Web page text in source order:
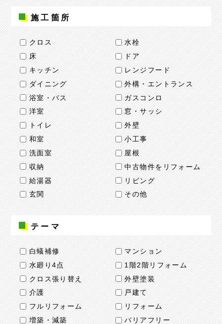
施工箇所
クロス
水栓
床
ドア
キッチン
レンジフード
ダイニング
外構・エントランス
浴室・バス
ガスコンロ
洋室
窓・サッシ
トイレ
外壁
和室
小工事
洗面室
屋根
収納
中古物件をリフォーム
給湯器
リビング
玄関
その他
テーマ
白蟻補修
マンション
水廻り4点
1階2階リフォーム
クロス張り替え
外壁塗装
介護
戸建て
フルリフォーム
リフォーム
増築・減築
バリアフリー